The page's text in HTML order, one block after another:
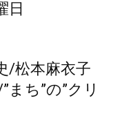
本麻衣子
まち”の”クリ